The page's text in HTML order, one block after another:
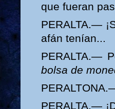
que fueran
PERALTA.—
afán tenían...
PERALTA.—
bolsa de
PERALTA.—